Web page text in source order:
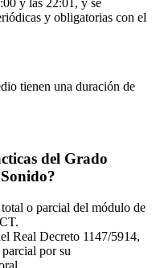
y obligatorias con el
tienen una duración de
del Grado
o parcial del módulo de
Real Decreto 1147/5914,
por su